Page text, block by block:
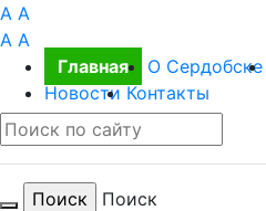
A A
A A
Главная
О Сердобске
Новости Контакты
Поиск